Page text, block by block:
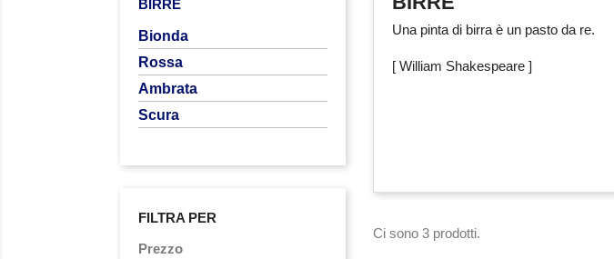
BIRRE
Bionda
Rossa
Ambrata
Scura
FILTRA PER
Prezzo
Una pinta di birra è un pasto da re.
[ William Shakespeare ]
Ci sono 3 prodotti.